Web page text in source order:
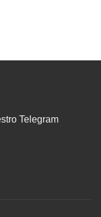
Telegram